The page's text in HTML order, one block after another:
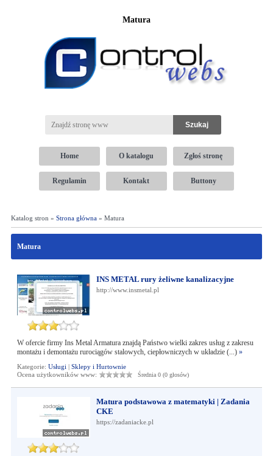
Matura
Home O katalogu Zgłoś stronę
Regulamin Kontakt Buttony
Katalog stron » Strona główna» Matura
Matura
INS METAL rury żeliwne kanalizacyjne
http://www.insmetal.pl
W ofercie firmy Ins Metal Armatura znajdą Państwo wielki zakres usług z zakresu
montażu i demontażu rurociągów stalowych, ciepłowniczych w układzie (...) »
Kategorie: Usługi | Sklepy i Hurtownie
Ocena użytkowników www:
Średnia 0 (0 głosów)
Matura podstawowa z matematyki | Zadania
CKE
https://zadaniacke.pl